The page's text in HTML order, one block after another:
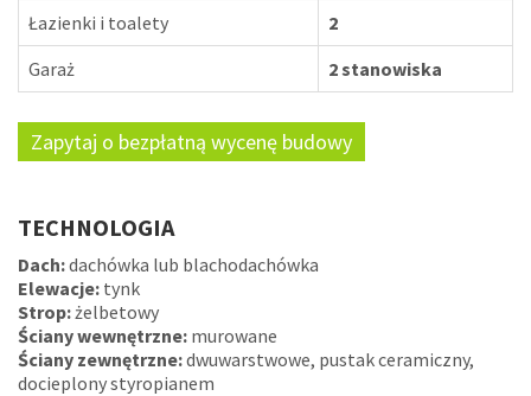
Łazienki i toalety
2
Garaż
2 stanowiska
Zapytaj o bezpłatną wycenę budowy
TECHNOLOGIA
Dach:dachówka lub blachodachówka
Elewacje: tynk
Strop:żelbetowy
Ściany wewnętrzne: murowane
Ściany zewnętrzne:dwuwarstwowe, pustak ceramiczny,
docieplony styropianem